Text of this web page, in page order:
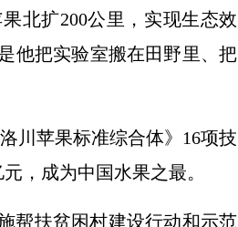
北扩200公里，实现生态效
他把实验室搬在田野里、把
川苹果标准综合体》16项技
，成为中国水果之最。
帮扶贫困村建设行动和示范